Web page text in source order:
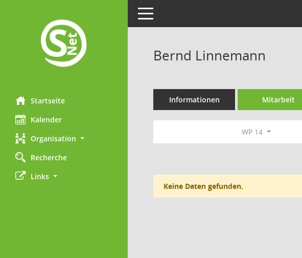
Startseite
Kalender
Organisation
Recherche
Links
Toggle navigation
Bernd Linnemann
Informationen Mitarbeit
WP 14
Keine Daten gefunden.